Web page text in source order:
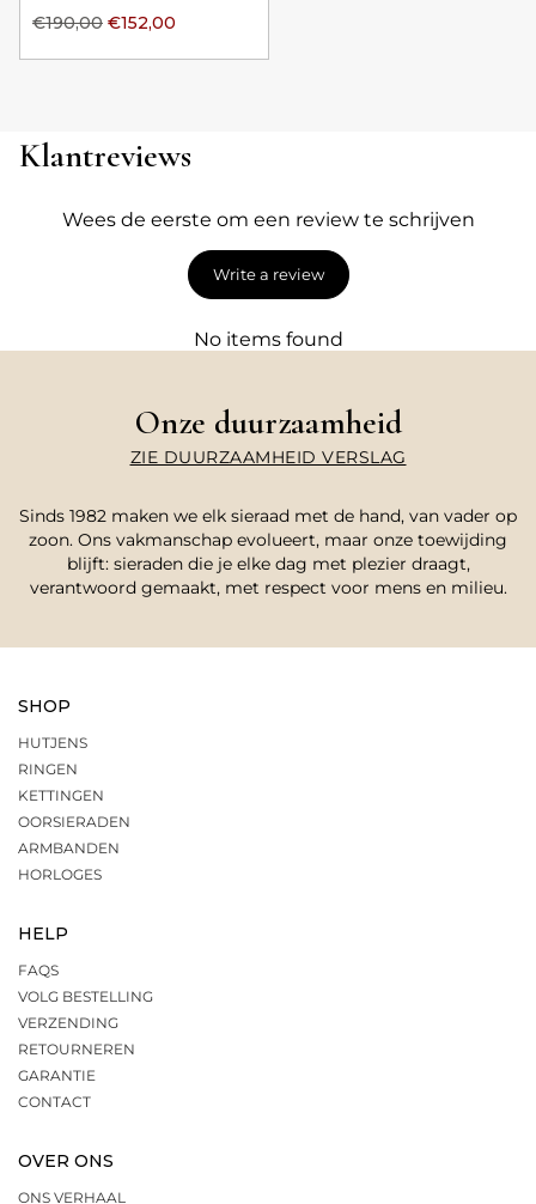
€190,00 €152,00
Klantreviews
Wees de eerste om een review te schrijven
Write a review
No items found
Onze duurzaamheid
ZIE DUURZAAMHEID VERSLAG
Sinds 1982 maken we elk sieraad met de hand, van vader op
zoon. Ons vakmanschap evolueert, maar onze toewijding
blijft: sieraden die je elke dag met plezier draagt,
verantwoord gemaakt, met respect voor mens en milieu.
SHOP
HUTJENS
RINGEN
KETTINGEN
OORSIERADEN
ARMBANDEN
HORLOGES
HELP
FAQS
VOLG BESTELLING
VERZENDING
RETOURNEREN
GARANTIE
CONTACT
OVER ONS
ONS VERHAAL